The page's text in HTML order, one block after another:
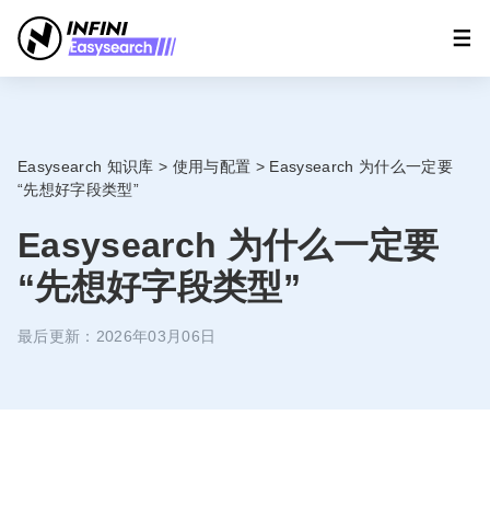
Easysearch 知识库 > 使用与配置 > Easysearch 为什么一定要
“先想好字段类型”
Easysearch 为什么一定要
“先想好字段类型”
最后更新：2026年03月06日